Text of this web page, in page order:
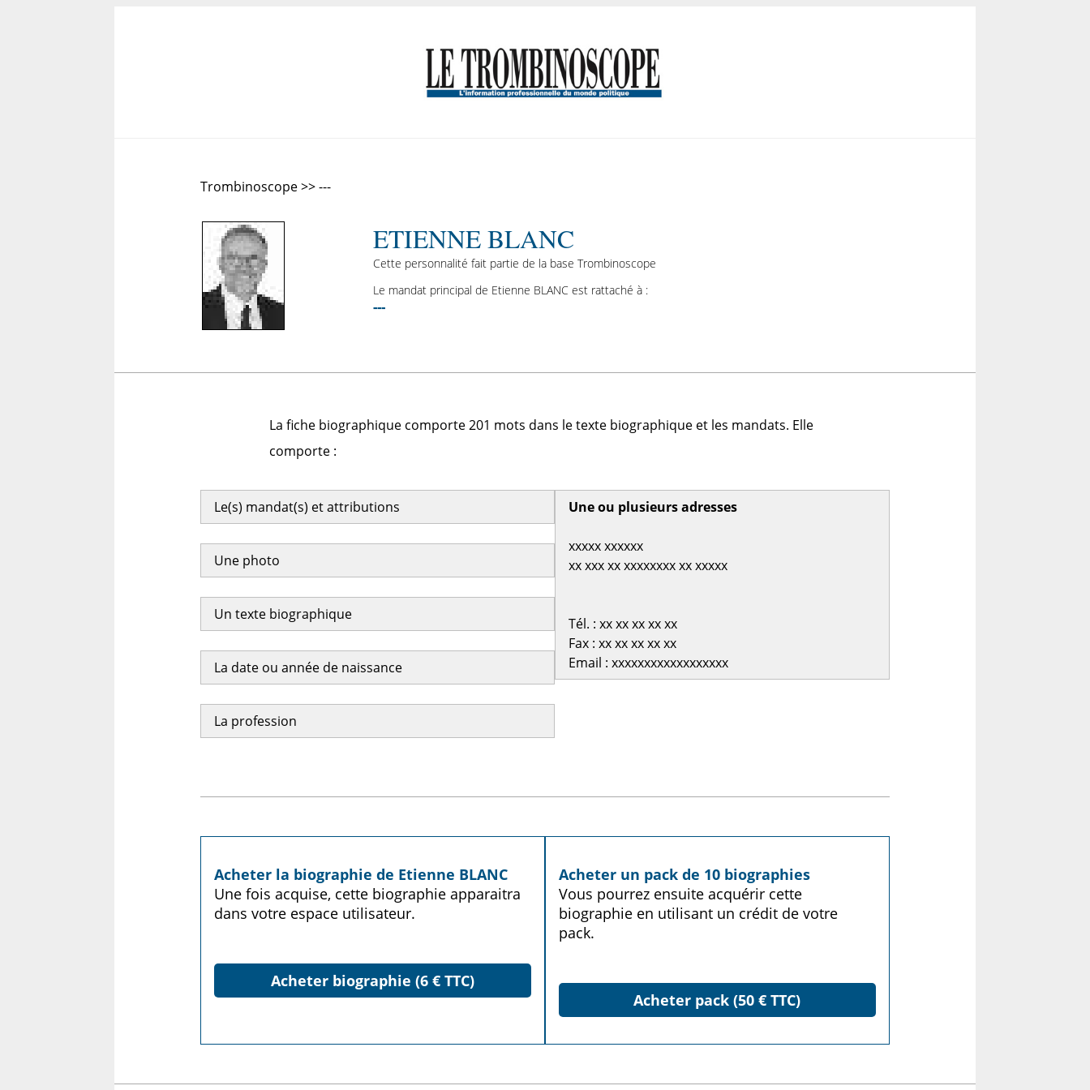
Trombinoscope >> ---
ETIENNE BLANC
Cette personnalité fait partie de la base Trombinoscope
Le mandat principal de Etienne BLANC est rattaché à :
---
La fiche biographique comporte 201 mots dans le texte biographique et les mandats. Elle
comporte :
Le(s) mandat(s) et attributions
Une photo
Un texte biographique
La date ou année de naissance
La profession
Une ou plusieurs adresses
xxxxx xxxxxx
xx xxx xx xxxxxxxx xx xxxxx
Tél. : xx xx xx xx xx
Fax : xx xx xx xx xx
Email : xxxxxxxxxxxxxxxxxx
Acheter la biographie de Etienne BLANC
Une fois acquise, cette biographie apparaitra
dans votre espace utilisateur.
Acheter biographie (6 € TTC)
Acheter un pack de 10 biographies
Vous pourrez ensuite acquérir cette
biographie en utilisant un crédit de votre
pack.
Acheter pack (50 € TTC)